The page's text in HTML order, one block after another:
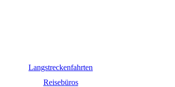
Langstreckenfahrten
Reisebüros